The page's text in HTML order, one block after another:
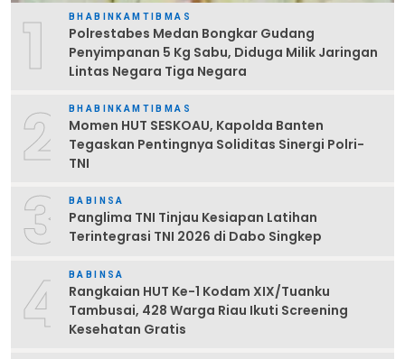
1 BHABINKAMTIBMAS
Polrestabes Medan Bongkar Gudang
Penyimpanan 5 Kg Sabu, Diduga Milik Jaringan
Lintas Negara Tiga Negara
2 BHABINKAMTIBMAS
Momen HUT SESKOAU, Kapolda Banten
Tegaskan Pentingnya Soliditas Sinergi Polri-
TNI
3 BABINSA
Panglima TNI Tinjau Kesiapan Latihan
Terintegrasi TNI 2026 di Dabo Singkep
4 BABINSA
Rangkaian HUT Ke-1 Kodam XIX/Tuanku
Tambusai, 428 Warga Riau Ikuti Screening
Kesehatan Gratis